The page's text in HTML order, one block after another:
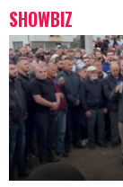
SHOWBIZ